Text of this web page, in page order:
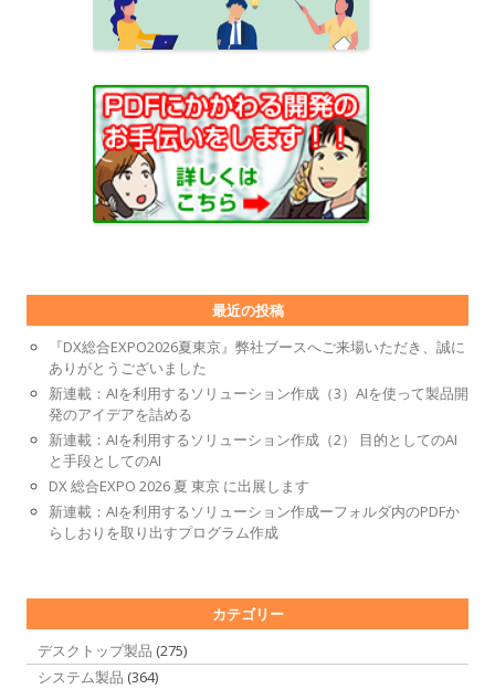
最近の投稿
『DX総合EXPO2026夏東京』弊社ブースへご来場いただき、誠に
ありがとうございました
新連載：AIを利用するソリューション作成（3）AIを使って製品開
発のアイデアを詰める
新連載：AIを利用するソリューション作成（2） 目的としてのAI
と手段としてのAI
DX 総合EXPO 2026 夏 東京 に出展します
新連載：AIを利用するソリューション作成ーフォルダ内のPDFか
らしおりを取り出すプログラム作成
カテゴリー
デスクトップ製品 (275)
システム製品 (364)